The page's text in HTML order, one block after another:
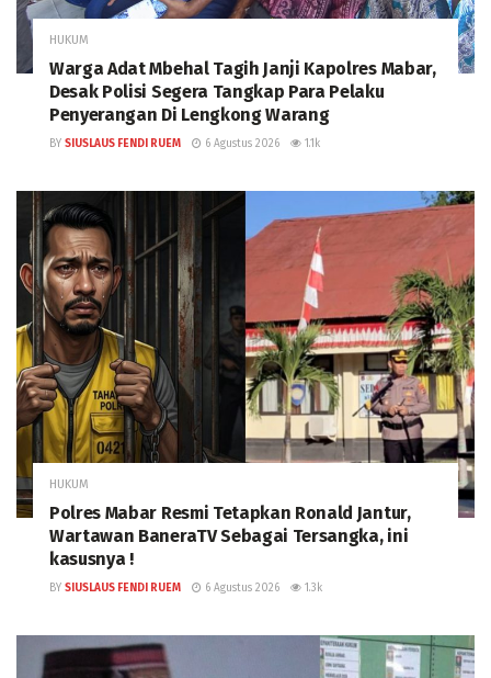
HUKUM
Warga Adat Mbehal Tagih Janji Kapolres Mabar,
Desak Polisi Segera Tangkap Para Pelaku
Penyerangan Di Lengkong Warang
BY SIUSLAUS FENDI RUEM 6 Agustus 2026 1.1k
HUKUM
Polres Mabar Resmi Tetapkan Ronald Jantur,
Wartawan BaneraTV Sebagai Tersangka, ini
kasusnya !
BY SIUSLAUS FENDI RUEM 6 Agustus 2026 1.3k